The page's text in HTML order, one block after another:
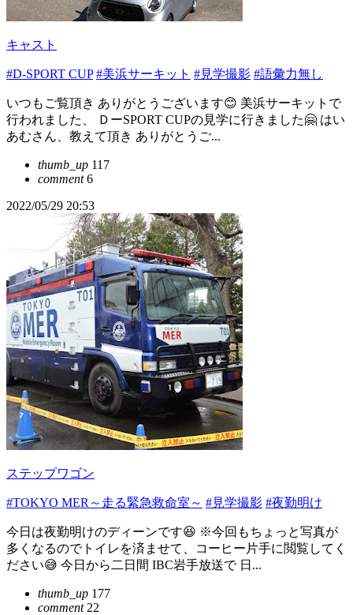
キャスト
#D-SPORT CUP #美浜サーキット #見学撮影 #語彙力無し
いつもご覧頂き ありがとうございます😊 美浜サーキットで
行われました、 ＤーSPORT CUPの見学に行きました🤗 はい
あむさん、教えて頂き ありがとうご...
thumb_up 117
comment6
2022/05/29 20:53
ステップワゴン
#TOKYO MER～走る緊急救命室～ #見学撮影 #夜勤明け
今日は夜勤明けのディーンです😆 ※今回もちょっと写真が
多くなるのでトイレを済ませて、コーヒー片手に閲覧してく
ださい😅 今日から二日間 IBC岩手放送で 日...
thumb_up 177
comment22